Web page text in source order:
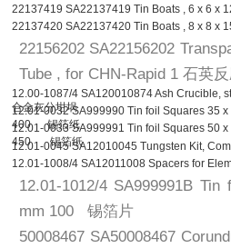
22137419 SA22137419 Tin Boats , 6
22137420 SA22137420 Tin Boats , 8
22156202 SA22156202
Tube , for CHN-Rapid 1 石英
12.00-1087/4 SA120010874 Ash Crucible,
合金灰分坩埚
12.01-0032 SA999990 Tin foil Squares 35
400 锡箔纸
12.01-0033 SA999991 Tin foil Squares 50
450 锡箔纸
12.01-0045 SA12010045 Tungsten Kit,
12.01-1008/4 SA12011008 Spacers for
12.01-1012/4 SA999991B
mm 100 锡箔片
50008467 SA50008467